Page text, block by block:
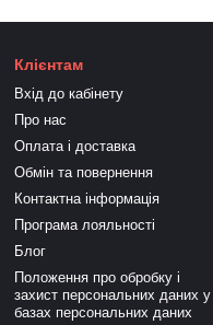
Клієнтам
Вхід до кабінету
Про нас
Оплата і доставка
Обмін та повернення
Контактна інформація
Програма лояльності
Блог
Положення про обробку і
захист персональних даних у
базах персональних даних